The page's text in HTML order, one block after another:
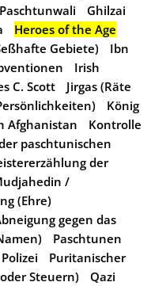
Ghilzai
Heroes of the Age
Gebiete)
Ibn
Irish
C. Scott
Jirgas (Räte
König
Afghanistan
Kontrolle
paschtunischen
der
/
(Ehre)
gegen das
Paschtunen
Polizei
Puritanischer
Steuern)
Qazi